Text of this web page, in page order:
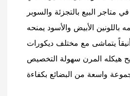
متاجر البيع بالتجزئة والسوبر
باللونين الأبيض والأسود يمنحه
يتماشى مع مختلف ديكورات
هيكله المرن سهولة التخصيص